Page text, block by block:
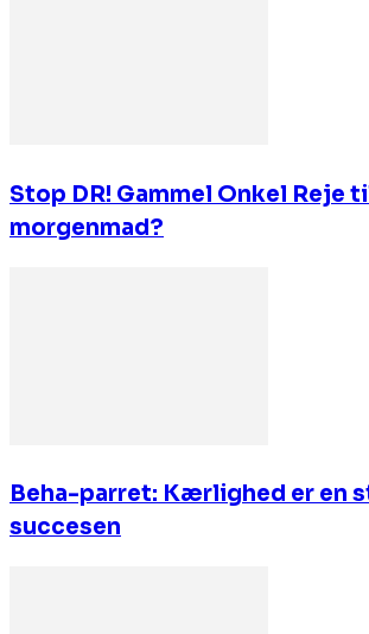
Stop DR! Gammel Onkel Reje
morgenmad?
Beha-parret: Kærlighed er en
succesen